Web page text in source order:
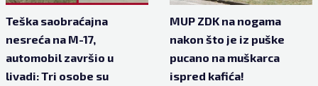
Teška saobraćajna
nesreća na M-17,
automobil završio u
livadi: Tri osobe su
MUP ZDK na nogama
nakon što je iz puške
pucano na muškarca
ispred kafića!